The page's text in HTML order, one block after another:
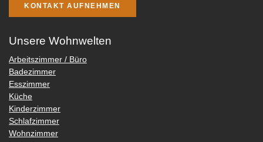
KONTAKT AUFNEHMEN
Unsere Wohnwelten
Arbeitszimmer / Büro
Badezimmer
Esszimmer
Küche
Kinderzimmer
Schlafzimmer
Wohnzimmer